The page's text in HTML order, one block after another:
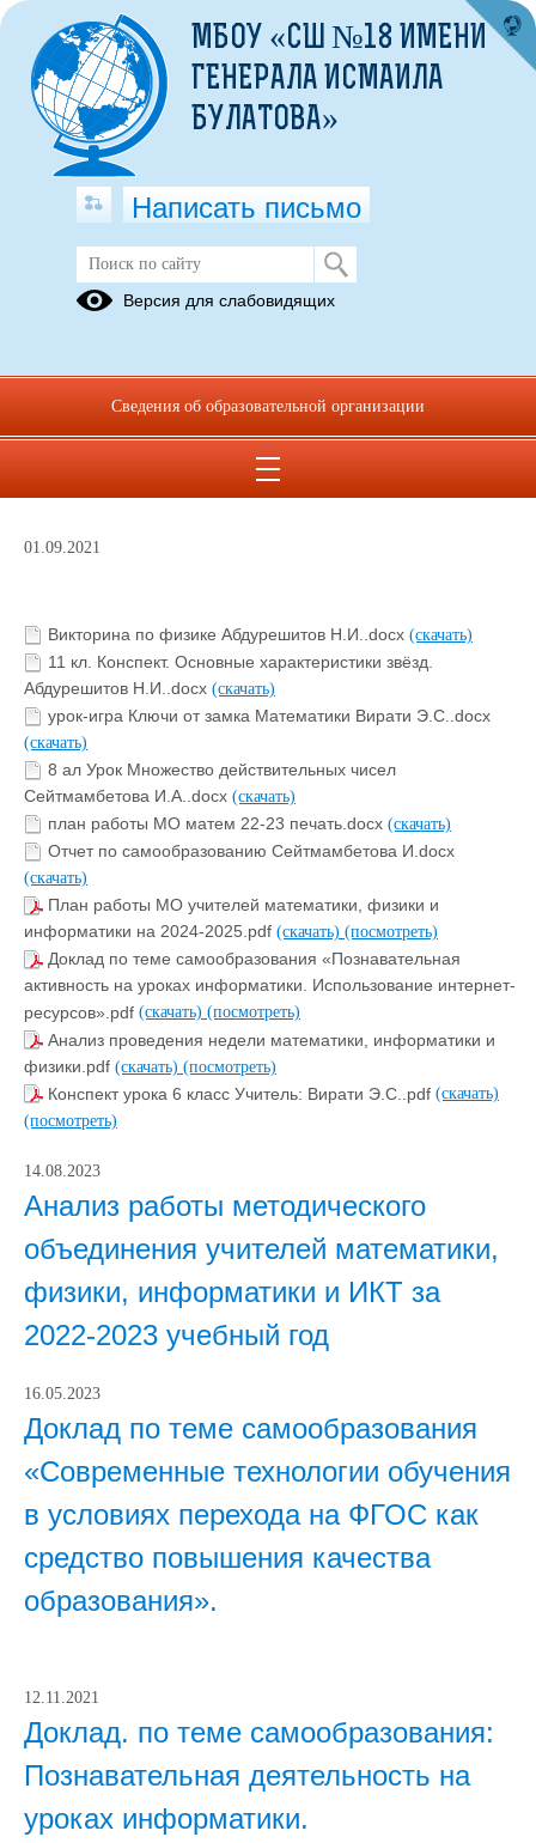
ШМО учителей естественно-
научных дисциплин
Теминдаровой
01.09.2021
Викторина по физике Абдурешитов Н.И..docx (скачать)
11 кл. Конспект. Основные характеристики звёзд.
Абдурешитов Н.И..docx (скачать)
урок-игра Ключи от замка Математики Вирати Э.С..docx
(скачать)
8 ал Урок Множество действительных чисел
Сейтмамбетова И.А..docx (скачать)
план работы МО матем 22-23 печать.docx (скачать)
Отчет по самообразованию Сейтмамбетова И.docx
(скачать)
План работы МО учителей математики, физики и
информатики на 2024-2025.pdf (скачать) (посмотреть)
Доклад по теме самообразования «Познавательная
активность на уроках информатики. Использование интернет-
ресурсов».pdf (скачать) (посмотреть)
Анализ проведения недели математики, информатики и
физики.pdf (скачать) (посмотреть)
Конспект урока 6 класс Учитель: Вирати Э.С..pdf (скачать)
(посмотреть)
14.08.2023
Анализ работы методического
объединения учителей математики,
физики, информатики и ИКТ за
2022-2023 учебный год
16.05.2023
Доклад по теме самообразования
«Современные технологии обучения
в условиях перехода на ФГОС как
средство повышения качества
образования».
12.11.2021
Доклад. по теме самообразования:
Познавательная деятельность на
уроках информатики.
МБОУ «СШ №18 ИМЕНИ
ГЕНЕРАЛА ИСМАИЛА
БУЛАТОВА»
Написать письмо
Версия для слабовидящих
Сведения об образовательной организации